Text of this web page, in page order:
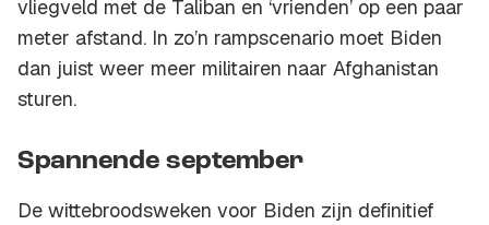
vliegveld met de Taliban en ‘vrienden’ op een paar
meter afstand. In zo’n rampscenario moet Biden
dan juist weer meer militairen naar Afghanistan
sturen.
Spannende september
De wittebroodsweken voor Biden zijn definitief